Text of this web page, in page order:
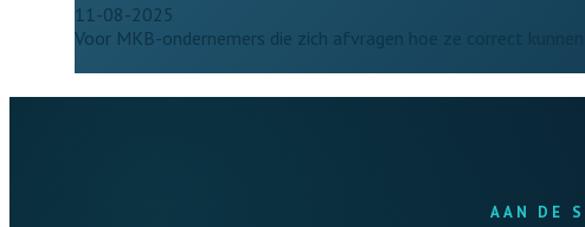
11-08-2025
Voor MKB-ondernemers die zich afvragen hoe ze correct
AAN DE